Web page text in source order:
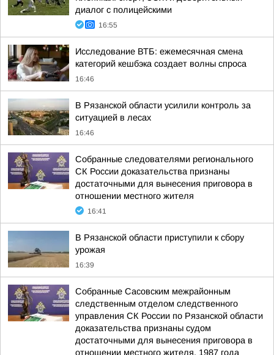
диалог с полицейскими
16:55
Исследование ВТБ: ежемесячная смена
категорий кешбэка создает волны спроса
16:46
В Рязанской области усилили контроль за
ситуацией в лесах
16:46
Собранные следователями регионального
СК России доказательства признаны
достаточными для вынесения приговора в
отношении местного жителя
16:41
В Рязанской области приступили к сбору
урожая
16:39
Собранные Сасовским межрайонным
следственным отделом следственного
управления СК России по Рязанской области
доказательства признаны судом
достаточными для вынесения приговора в
отношении местного жителя, 1987 года